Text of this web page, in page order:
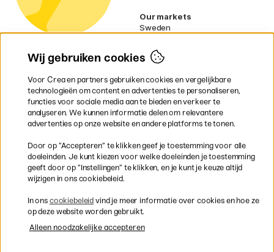
Our markets
Sweden
Denmark
Finland
Ireland
Germany
UK
EU
gelden voor volumineuze producten.
Snel en veilig met creditcard of iDEAL
Wij gebruiken cookies
Voor Crea en partners gebruiken cookies en vergelijkbare
technologieën om content en advertenties te personaliseren,
functies voor sociale media aan te bieden en verkeer te
analyseren. We kunnen informatie delen om relevantere
advertenties op onze website en andere platforms te tonen.
Door op ”Accepteren” te klikken geef je toestemming voor alle
doeleinden. Je kunt kiezen voor welke doeleinden je toestemming
geeft door op ”Instellingen” te klikken, en je kunt je keuze altijd
wijzigen in ons cookiebeleid.
In ons cookiebeleid vind je meer informatie over cookies en hoe ze
op deze website worden gebruikt.
Alleen noodzakelijke accepteren